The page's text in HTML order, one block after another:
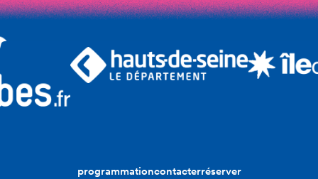
programmationcontacterréserver